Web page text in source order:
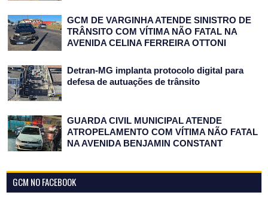
GCM DE VARGINHA ATENDE SINISTRO DE
TRÂNSITO COM VÍTIMA NÃO FATAL NA
AVENIDA CELINA FERREIRA OTTONI
Detran-MG implanta protocolo digital para
defesa de autuações de trânsito
GUARDA CIVIL MUNICIPAL ATENDE
ATROPELAMENTO COM VÍTIMA NÃO FATAL
NA AVENIDA BENJAMIN CONSTANT
GCM NO FACEBOOK